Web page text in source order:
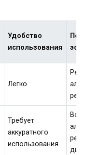
Удобство
использования
Легко
Требует
аккуратного
использования